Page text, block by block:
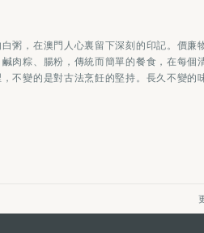
粥，在澳門人心裏留下深刻的印記。價廉
肉粽、腸粉，傳統而簡單的餐食，在每個
不變的是對古法烹飪的堅持。長久不變的